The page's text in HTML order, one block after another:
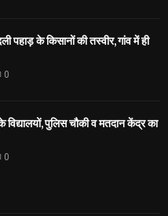
पहाड़ के किसानों की तस्वीर, गांव में ही
0
पुलिस चौकी व मतदान केंद्र का
0